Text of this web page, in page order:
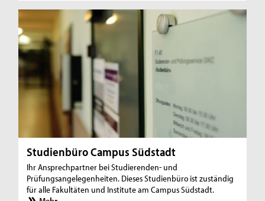
Studienbüro Campus Südstadt
Ihr Ansprechpartner bei Studierenden- und
Prüfungsangelegenheiten. Dieses Studienbüro ist zuständig
für alle Fakultäten und Institute am Campus Südstadt.